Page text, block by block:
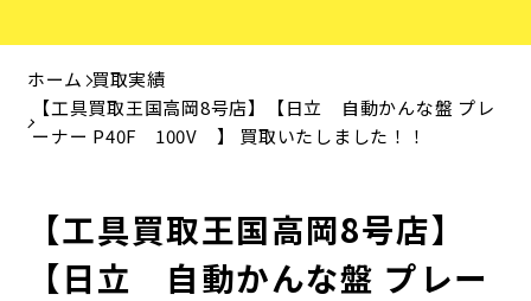
ホーム 買取実績
【工具買取王国高岡8号店】【日立 自動かんな盤 プレ
ーナー P40F 100V 】 買取いたしました！！
【工具買取王国高岡8号店】
【日立 自動かんな盤 プレー